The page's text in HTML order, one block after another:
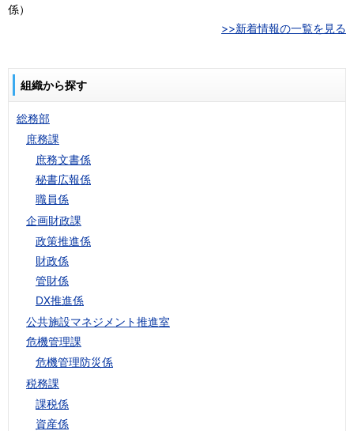
係）
>>新着情報の一覧を見る
組織から探す
総務部
庶務課
庶務文書係
秘書広報係
職員係
企画財政課
政策推進係
財政係
管財係
DX推進係
公共施設マネジメント推進室
危機管理課
危機管理防災係
税務課
課税係
資産係